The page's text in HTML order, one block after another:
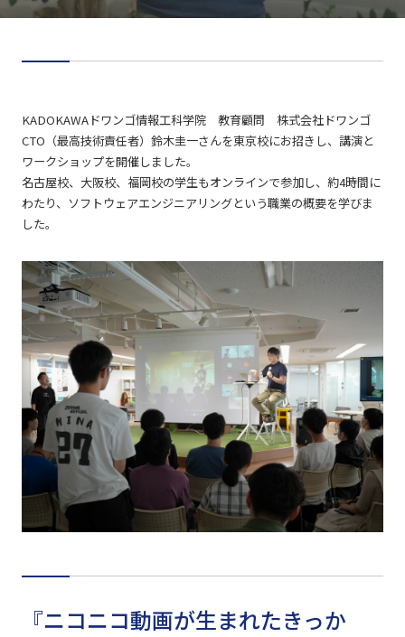
KADOKAWAドワンゴ情報工科学院 教育顧問 株式会社ドワンゴ
CTO（最高技術責任者）鈴木圭一さんを東京校にお招きし、講演と
ワークショップを開催しました。
名古屋校、大阪校、福岡校の学生もオンラインで参加し、約4時間に
わたり、ソフトウェアエンジニアリングという職業の概要を学びま
した。
『ニコニコ動画が生まれたきっか